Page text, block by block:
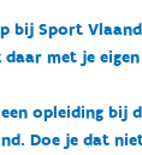
bij Sport
met je
opleiding bij
Doe je dat